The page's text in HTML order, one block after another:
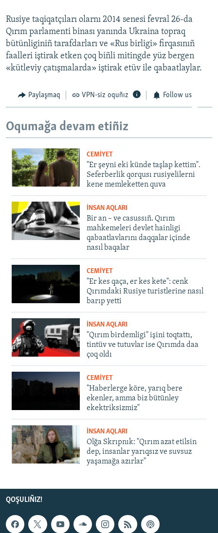
Rusiye taqiqatçıları olarnı 2014 senesi fevral 26-da
Qırım parlamenti binası yanında Ukraina topraq
bütünliginiñ tarafdarları ve «Rus birligi» firqasınıñ
faalleri iştirak etken çoq biñli mitingde yüz bergen
«kütleviy çatışmalarda» iştirak etüv ile qabaatlaylar.
Paylaşmaq VPN-siz oquñız Follow us
Oqumağa devam etiñiz
CEMİYET
"Er şeyni eki künde taşlap kettim".
Seferberlik qorqusı rusiyelilerni
kene memleketten quva
İNSAN AQLARI
Bir an – ve casussıñ. Qırım
mahkemeleri devlet hainligi
qabaatlavlarını daqqalar içinde
nasıl baqalar
CEMİYET
"Er kes qaça, er kes kete": cenk
Qırımdaki Rusiye turistlerine nasıl
barıp yetti
İNSAN AQLARI
"Qırım birdemligi" işini toqtattı,
tintüv ve tutuvlar ise Qırımda daa
çoq oldı
CEMİYET
"Haberlerge köre, yarıq bere
ekenler, amma biz bütünley
ekektriksizmiz"
İNSAN AQLARI
Olğa Skrıpnık: "Qırım azat etilsin
dep, insanlar yarıqsız ve suvsuz
yaşamağa azırlar"
QOŞULIÑIZ!